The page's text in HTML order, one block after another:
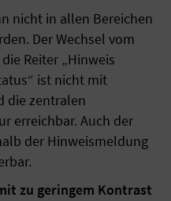
nicht in allen Bereichen
Der Wechsel vom
Reiter „Hinweis
ist nicht mit
die zentralen
erreichbar. Auch der
der Hinweismeldung
zu geringem Kontrast